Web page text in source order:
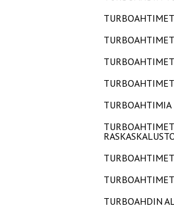
TURBOAHTIMIA
TURBOAHTIMET
TURBOAHDIN